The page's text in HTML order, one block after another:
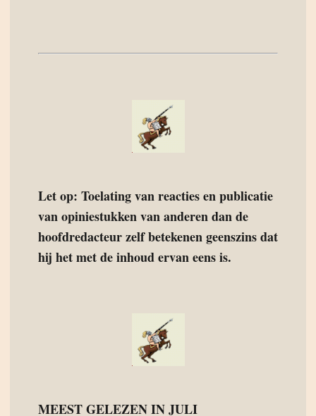
Let op: Toelating van reacties en publicatie
van opiniestukken van anderen dan de
hoofdredacteur zelf betekenen geenszins dat
hij het met de inhoud ervan eens is.
MEEST GELEZEN IN JULI